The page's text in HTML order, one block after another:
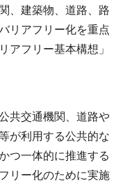
、建築物、道路、路
リアフリー化を重点
アフリー基本構想」
共交通機関、道路や
が利用する公共的な
つ一体的に推進する
リー化のために実施